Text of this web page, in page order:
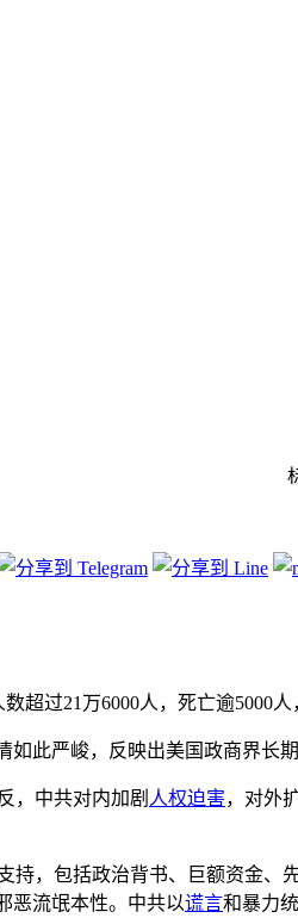
超过21万6000人，死亡逾5000人
此严峻，反映出美国政商界长
，中共对内加剧 人权迫害，对外
，包括政治背书、巨额资金、
恶流氓本性。中共以谎言和暴力